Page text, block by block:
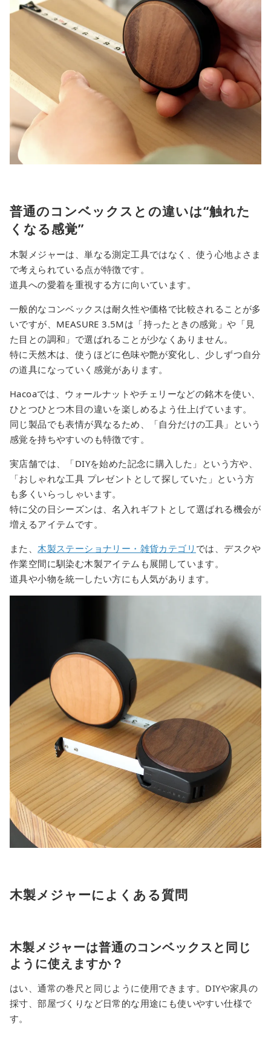
普通のコンベックスとの違いは“触れた
くなる感覚”
木製メジャーは、単なる測定工具ではなく、使う心地よさま
で考えられている点が特徴です。
道具への愛着を重視する方に向いています。
一般的なコンベックスは耐久性や価格で比較されることが多
いですが、MEASURE 3.5Mは「持ったときの感覚」や「見
た目との調和」で選ばれることが少なくありません。
特に天然木は、使うほどに色味や艶が変化し、少しずつ自分
の道具になっていく感覚があります。
Hacoaでは、ウォールナットやチェリーなどの銘木を使い、
ひとつひとつ木目の違いを楽しめるよう仕上げています。
同じ製品でも表情が異なるため、「自分だけの工具」という
感覚を持ちやすいのも特徴です。
実店舗では、「DIYを始めた記念に購入した」という方や、
「おしゃれな工具 プレゼントとして探していた」という方
も多くいらっしゃいます。
特に父の日シーズンは、名入れギフトとして選ばれる機会が
増えるアイテムです。
また、 木製ステーショナリー・雑貨カテゴリ では、デスクや
作業空間に馴染む木製アイテムも展開しています。
道具や小物を統一したい方にも人気があります。
木製メジャーによくある質問
木製メジャーは普通のコンベックスと同じ
ように使えますか？
はい、通常の巻尺と同じように使用できます。DIYや家具の
採寸、部屋づくりなど日常的な用途にも使いやすい仕様で
す。